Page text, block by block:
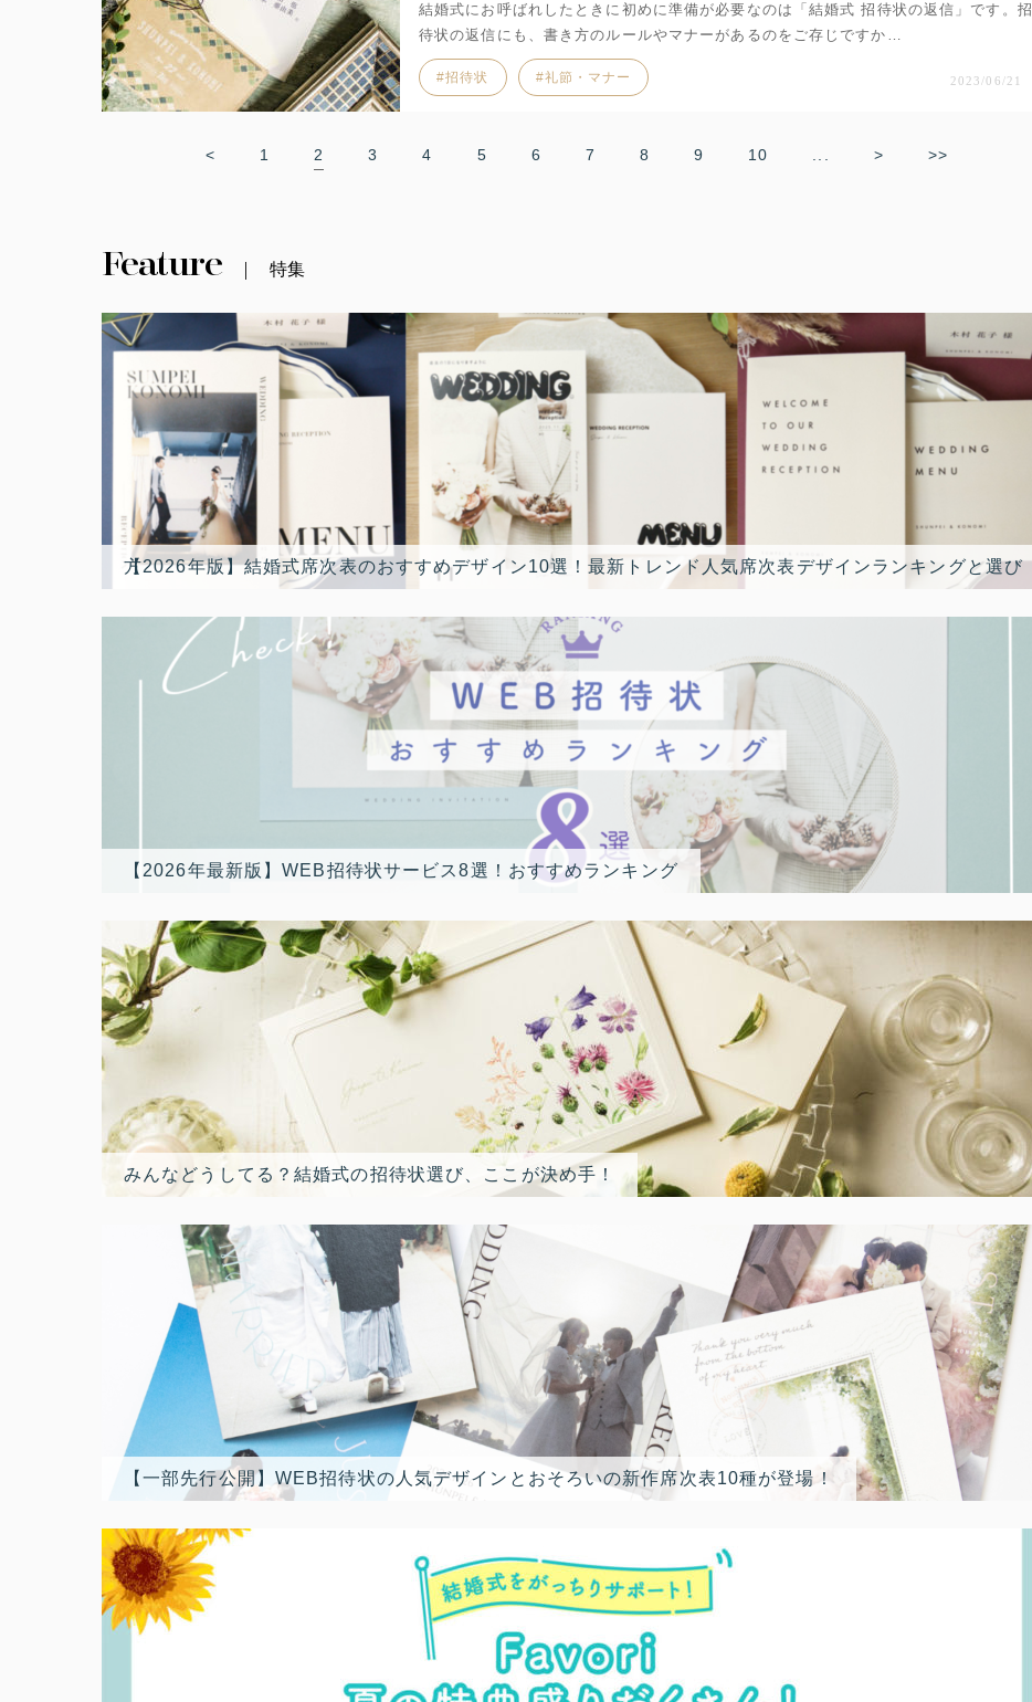
結婚式にお呼ばれしたときに初めに準備が必要なのは「結婚式 招待状の返信」です。招
待状の返信にも、書き方のルールやマナーがあるのをご存じですか…
招待状 礼節・マナー 2023/06/21
< 1 2 3 4 5 6 7 8 9 10 > >>
Feature 特集
【2026年版】結婚式席次表のおすすめデザイン10選！最新トレンド人気席次表デザインランキングと選び方
【2026年最新版】WEB招待状サービス8選！おすすめランキング
みんなどうしてる？結婚式の招待状選び、ここが決め手！
【一部先行公開】WEB招待状の人気デザインとおそろいの新作席次表10種が登場！